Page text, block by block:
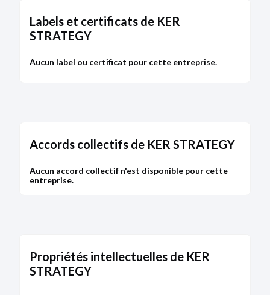
Labels et certificats de KER
STRATEGY
Aucun label ou certificat pour cette entreprise.
Accords collectifs de KER STRATEGY
Aucun accord collectif n'est disponible pour cette
entreprise.
Propriétés intellectuelles de KER
STRATEGY